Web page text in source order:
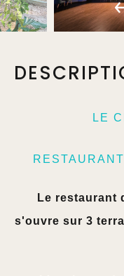
LE
Le restaurant
s'ouvre sur 3